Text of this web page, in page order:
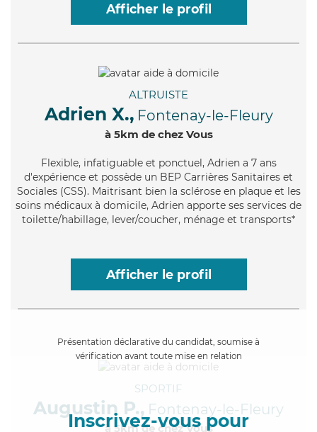
Afficher le profil
ALTRUISTE
Adrien X., Fontenay-le-Fleury
à 5km de chez Vous
Flexible, infatiguable et ponctuel, Adrien a 7 ans
d'expérience et possède un BEP Carrières Sanitaires et
Sociales (CSS). Maitrisant bien la sclérose en plaque et les
soins médicaux à domicile, Adrien apporte ses services de
toilette/habillage, lever/coucher, ménage et transports*
Afficher le profil
Présentation déclarative du candidat, soumise à
vérification avant toute mise en relation
Inscrivez-vous pour
SPORTIF
Augustin P., Fontenay-le-Fleury
à 5km de chez Vous